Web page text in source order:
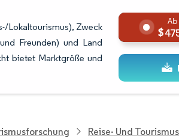
Lokaltourismus), Zweck
Freunden) und Land
bietet Marktgröße und
Reise- Und